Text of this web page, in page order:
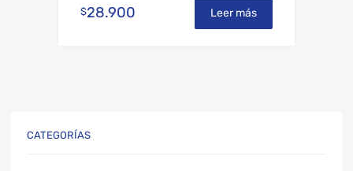
$28.900 Leer más
CATEGORÍAS